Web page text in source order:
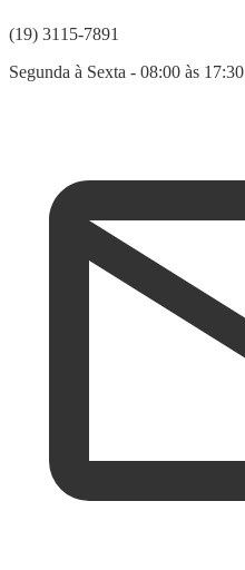
(19) 3115-7891
Segunda à Sexta - 08:00 às 17:30